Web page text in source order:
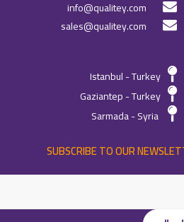
info@qualitey.com
sales@qualitey.com
Istanbul - Turkey
Gaziantep - Turkey
Sarmada - Syria
SUBSCRIBE TO OUR